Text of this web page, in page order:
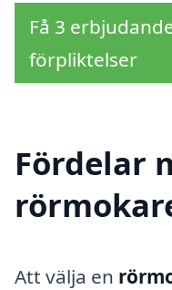
Få 3
förpliktelser
Fördelar
Att välja en